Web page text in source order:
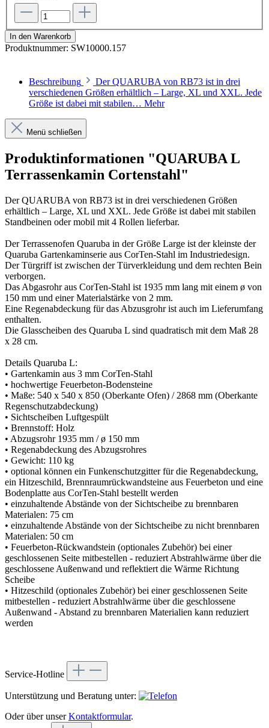
In den Warenkorb
Produktnummer: SW10000.157
Beschreibung
Der QUARUBA von RB73 ist in drei
verschiedenen Größen erhältlich – Large, XL und XXL. Jede
Größe ist dabei mit stabilen… Mehr
Menü schließen
Produktinformationen "QUARUBA L
Terrassenkamin Cortenstahl"
Der QUARUBA von RB73 ist in drei verschiedenen Größen
erhältlich – Large, XL und XXL. Jede Größe ist dabei mit stabilen
Standbeinen oder mobil mit 4 Rollen lieferbar.
Der Terrassenofen Quaruba in der Größe Large ist der kleinste der
Quaruba Gartenkaminserie aus CorTen-Stahl im Industriedesign.
Der Türgriff ist zwischen der Türverkleidung und dem rechten Bein
verborgen.
Das Abgasrohr aus CorTen-Stahl ist 1935 mm lang mit einem ø von
150 mm und einer Materialstärke von 2 mm.
Eine Regenabdeckung für das Abzusgrohr ist auch im Lieferumfang
enthalten.
Die Glasscheiben des Quaruba L sind quadratisch mit dem Maß 28
x 28 cm.
Details Quaruba L:
• Gartenkamin aus 3 mm CorTen-Stahl
• hochwertige Feuerbeton-Bodensteine
• Maße: 540 x 540 x 850 (Oberkante Ofen) / 2868 mm (Oberkante
Regenschutzabdeckung)
• Sichtscheiben Luftgespült
• Brennstoff: Holz
• Abzugsrohr 1935 mm / ø 150 mm
• Regenabdeckung des Abzugsrohres
• Gewicht: 110 kg
• optional können ein Funkenschutzgitter für die Regenabdeckung,
ein Hitzeschild, Brennraumrückwandsteine aus Feuerbeton und eine
Bodenplatte aus CorTen-Stahl bestellt werden
• einzuhaltende Abstände von der Sichtscheibe zu brennbaren
Materialen: 75 cm
• einzuhaltende Abstände von der Sichtscheibe zu nicht brennbaren
Materialen: 50 cm
• Feuerbeton-Rückwandstein (optionales Zubehör) bei einer
geschlossenen Seite mitbestellen - reduziert Abstrahlwärme über die
geschlossene Außenwand und reflektiert die Wärme Richtung
Scheibe
• Hitzeschild (optionales Zubehör) bei einer geschlossenen Seite
mitbestellen - reduziert Abstrahlwärme über die geschlossene
Außenwand - Abstand zu brennbaren Materialien kann reduziert
werden
Service-Hotline
Unterstützung und Beratung unter:
Oder über unserKontaktformular.